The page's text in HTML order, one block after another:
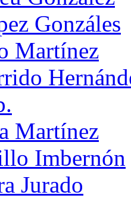
Gonzáles
Martínez
Martínez
Imbernón
Jurado